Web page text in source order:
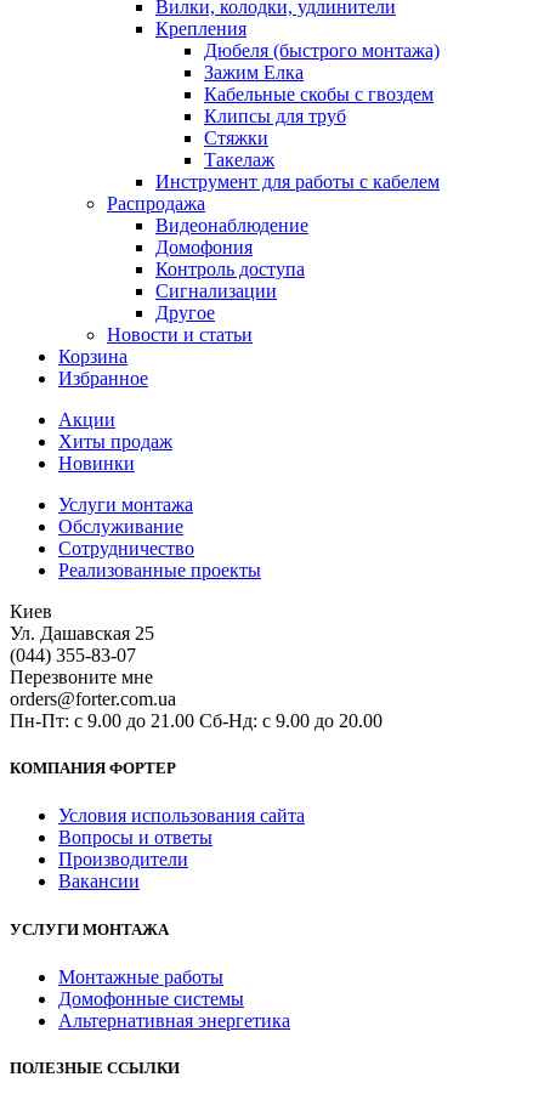
Вилки, колодки, удлинители
Крепления
Дюбеля (быстрого монтажа)
Зажим Елка
Кабельные скобы с гвоздем
Клипсы для труб
Стяжки
Такелаж
Инструмент для работы с кабелем
Распродажа
Видеонаблюдение
Домофония
Контроль доступа
Сигнализации
Другое
Новости и статьи
Корзина
Избранное
Акции
Хиты продаж
Новинки
Услуги монтажа
Обслуживание
Сотрудничество
Реализованные проекты
Киев
Ул. Дашавская 25
(044) 355-83-07
Перезвоните мне
orders@forter.com.ua
Пн-Пт: с 9.00 до 21.00 Сб-Нд: с 9.00 до 20.00
КОМПАНИЯ ФОРТЕР
Условия использования сайта
Вопросы и ответы
Производители
Вакансии
УСЛУГИ МОНТАЖА
Монтажные работы
Домофонные системы
Альтернативная энергетика
ПОЛЕЗНЫЕ ССЫЛКИ